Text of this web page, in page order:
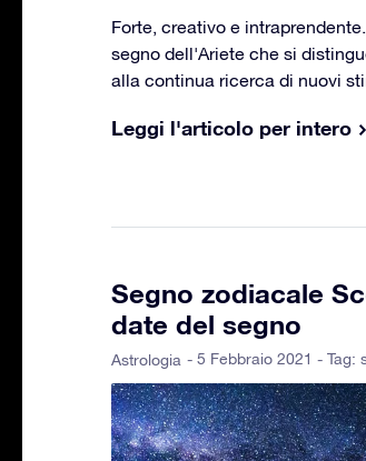
Forte, creativo e
segno dell'Ariete che si
alla continua ricerca di nuovi
Leggi l'articolo per intero
Segno zodiacale
date del segno
Astrologia - 5 Febbraio 2021 - Tag: